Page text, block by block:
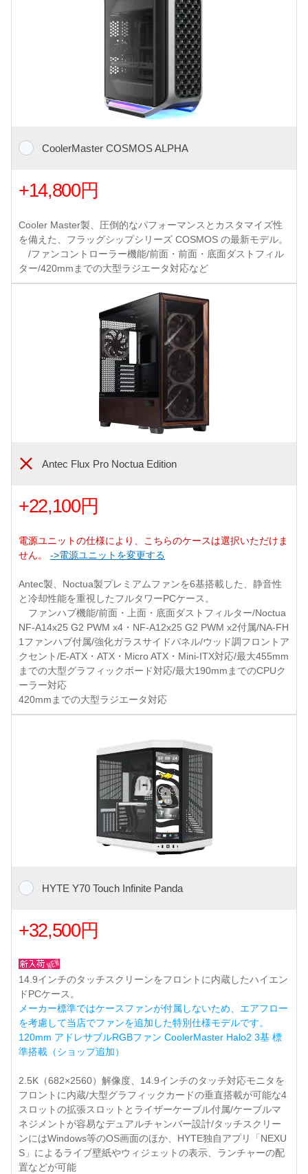
CoolerMaster COSMOS ALPHA
+14,800円
Cooler Master製、圧倒的なパフォーマンスとカスタマイズ性
を備えた、フラッグシップシリーズ COSMOS の最新モデル。
/ファンコントローラー機能/前面・前面・底面ダストフィル
ター/420mmまでの大型ラジエータ対応など
Antec Flux Pro Noctua Edition
+22,100円
電源ユニットの仕様により、こちらのケースは選択いただけま
せん。 ->電源ユニットを変更する
Antec製、Noctua製プレミアムファンを6基搭載した、静音性
と冷却性能を重視したフルタワーPCケース。
ファンハブ機能/前面・上面・底面ダストフィルター/Noctua
NF-A14x25 G2 PWM x4・NF-A12x25 G2 PWM x2付属/NA-FH
1ファンハブ付属/強化ガラスサイドパネル/ウッド調フロントア
クセント/E-ATX・ATX・Micro ATX・Mini-ITX対応/最大455mm
までの大型グラフィックボード対応/最大190mmまでのCPUク
ーラー対応
420mmまでの大型ラジエータ対応
HYTE Y70 Touch Infinite Panda
+32,500円
14.9インチのタッチスクリーンをフロントに内蔵したハイエン
ドPCケース。
メーカー標準ではケースファンが付属しないため、エアフロー
を考慮して当店でファンを追加した特別仕様モデルです。
120mm アドレサブルRGBファン CoolerMaster Halo2 3基 標
準搭載（ショップ追加）
2.5K（682×2560）解像度、14.9インチのタッチ対応モニタを
フロントに内蔵/大型グラフィックカードの垂直搭載が可能な4
スロットの拡張スロットとライザーケーブル付属/ケーブルマ
ネジメントが容易なデュアルチャンバー設計/タッチスクリー
ンにはWindows等のOS画面のほか、HYTE独自アプリ「NEXU
S」によるライブ壁紙やウィジェットの表示、ランチャーの配
置などが可能